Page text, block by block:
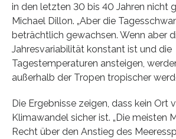
in den letzten 30 bis 40 Jahren nicht
Michael Dillon. „Aber die
beträchtlich gewachsen. Wenn aber
Jahresvariabilität konstant ist und die
Tagestemperaturen ansteigen,
außerhalb der Tropen tropischer
Die Ergebnisse zeigen, dass kein Ort
Klimawandel sicher ist. „Die meisten
Recht über den Anstieg des